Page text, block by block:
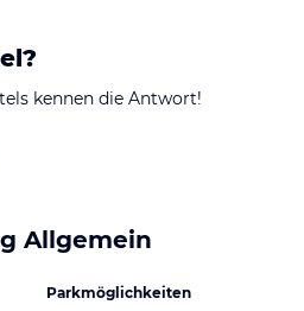
kennen die Antwort!
Allgemein
Parkmöglichkeiten